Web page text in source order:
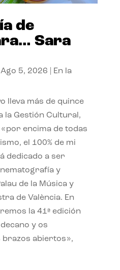
de
Sara
Ago 5, 2026
En la
lleva más de quince
la Gestión Cultural,
encima de todas
el 100% de mi
dedicado a ser
y
de la Música y
de València. En
la 41ª edición
y os
brazos abiertos»,